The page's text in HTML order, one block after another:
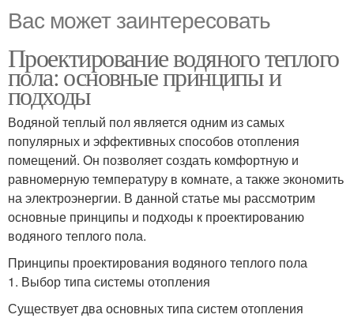
Вас может заинтересовать
Проектирование водяного теплого
пола: основные принципы и
подходы
Водяной теплый пол является одним из самых
популярных и эффективных способов отопления
помещений. Он позволяет создать комфортную и
равномерную температуру в комнате, а также экономить
на электроэнергии. В данной статье мы рассмотрим
основные принципы и подходы к проектированию
водяного теплого пола.
Принципы проектирования водяного теплого пола
1. Выбор типа системы отопления
Существует два основных типа систем отопления